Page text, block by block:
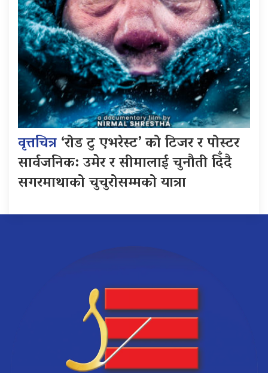
वृत्तचित्र‘रोड टु एभरेस्ट’ को टिजर र पोस्टर
सार्वजनिक: उमेर र सीमालाई चुनौती दिँदै
सगरमाथाको चुचुरोसम्मको यात्रा